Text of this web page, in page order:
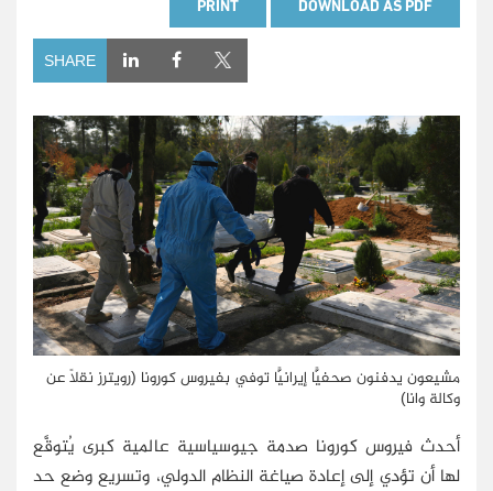
DOWNLOAD AS PDF
PRINT
SHARE
مشيعون يدفنون صحفيًّا إيرانيًّا توفي بفيروس كورونا (رويترز نقلًا عن
وكالة وانا)
أحدث فيروس كورونا صدمة جيوسياسية عالمية كبرى يُتوقَّع
لها أن تؤدي إلى إعادة صياغة النظام الدولي، وتسريع وضع حد